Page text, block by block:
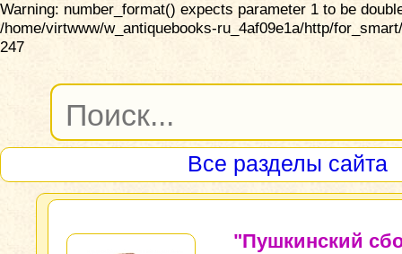
Warning: number_format() expects parameter 1 to be
/home/virtwww/w_antiquebooks-ru_4af09e1a/http/
247
Все разделы сайта
"Пушкинский